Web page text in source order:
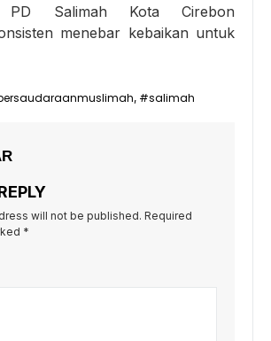
PD Salimah Kota Cirebon
menebar kebaikan untuk
, #salimah
will not be published. Required
*